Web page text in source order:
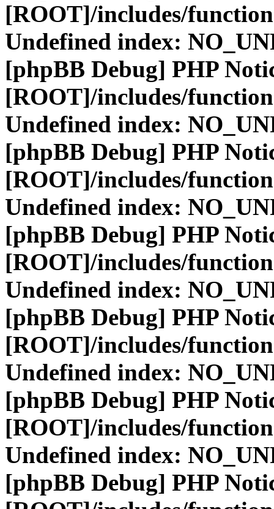
[ROOT]/includes/
Undefined index:
[phpBB Debug] PHP
[ROOT]/includes/
Undefined index:
[phpBB Debug] PHP
[ROOT]/includes/
Undefined index:
[phpBB Debug] PHP
[ROOT]/includes/
Undefined index:
[phpBB Debug] PHP
[ROOT]/includes/
Undefined index:
[phpBB Debug] PHP
[ROOT]/includes/
Undefined index:
[phpBB Debug] PHP